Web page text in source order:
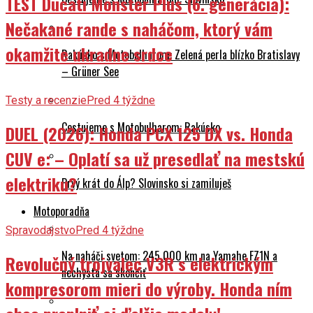
Rakúsko s Motobulharom: Zelená perla blízko Bratislavy
– Grüner See
Cestujeme s Motobulharom: Rakúsko
Prvý krát do Álp? Slovinsko si zamiluješ
Motoporadňa
Na naháči svetom: 245 000 km na Yamahe FZ1N a
nechystá sa skončiť
Nečakané rande s naháčom, ktorý vám
okamžite ukradne srdce
Testy a recenziePred 4 týždne
DUEL (2026): Honda PCX 125 DX vs. Honda
CUV e: – Oplatí sa už presedlať na mestskú
elektriku?
SpravodajstvoPred 4 týždne
Revolučný trojvalec V3R s elektrickým
kompresorom mieri do výroby. Honda ním